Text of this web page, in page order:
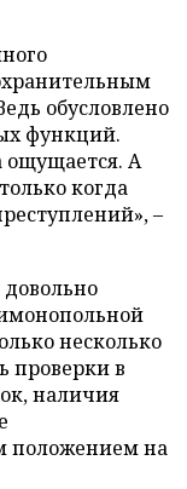
обусловлено
функций.
ощущается. А
когда
–
несколько
проверки в
наличия
положением на